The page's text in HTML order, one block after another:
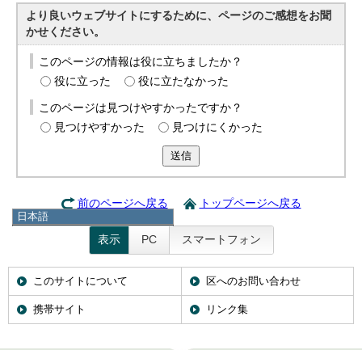
日本語
简体中文
繁體中文
より良いウェブサイトにするために、ページのご感想をお聞
かせください。
このページの情報は役に立ちましたか？
役に立った
役に立たなかった
このページは見つけやすかったですか？
見つけやすかった
見つけにくかった
送信
前のページへ戻る トップページへ戻る
表示 PC スマートフォン
このサイトについて 区へのお問い合わせ
携帯サイト リンク集